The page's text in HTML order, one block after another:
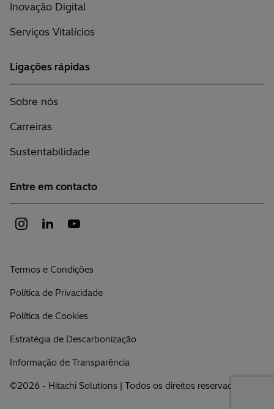
Inovação Digital
Serviços Vitalícios
Ligações rápidas
Sobre nós
Carreiras
Sustentabilidade
Entre em contacto
Termos e Condições
Política de Privacidade
Política de Cookies
Estratégia de Descarbonização
Informação de Transparência
©2026 - Hitachi Solutions | Todos os direitos reservados